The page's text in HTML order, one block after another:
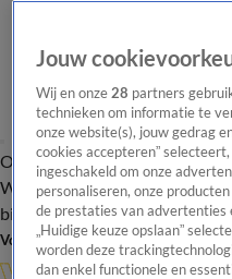
Overzicht Onze programma's
WandelgangenInterviews
bijwonenPodcastShop
Volg Vandaag Inside
Jouw
Wij en onze28 partners
technieken om informatie te
onze website(s), jouw gedrag
cookies accepteren”
ingeschakeld om onze
personaliseren, onze
de prestaties van advertenties
„Huidige keuze opslaan”
worden deze
dan enkel functionele en